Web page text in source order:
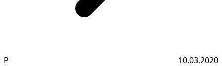
Р
10.03.2020